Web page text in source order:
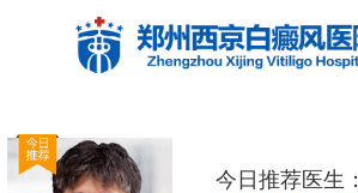
今日推荐医生：